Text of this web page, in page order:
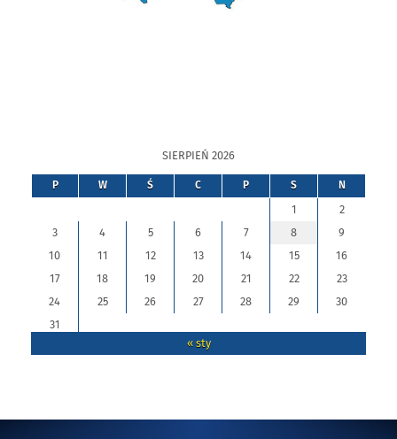
SIERPIEŃ 2026
P W Ś C P S N
1
2
3
4 5 6 7 8
9
10
11 12 13 14 15
16
17
18 19 20 21 22
23
24
25 26 27 28 29
30
31
« sty